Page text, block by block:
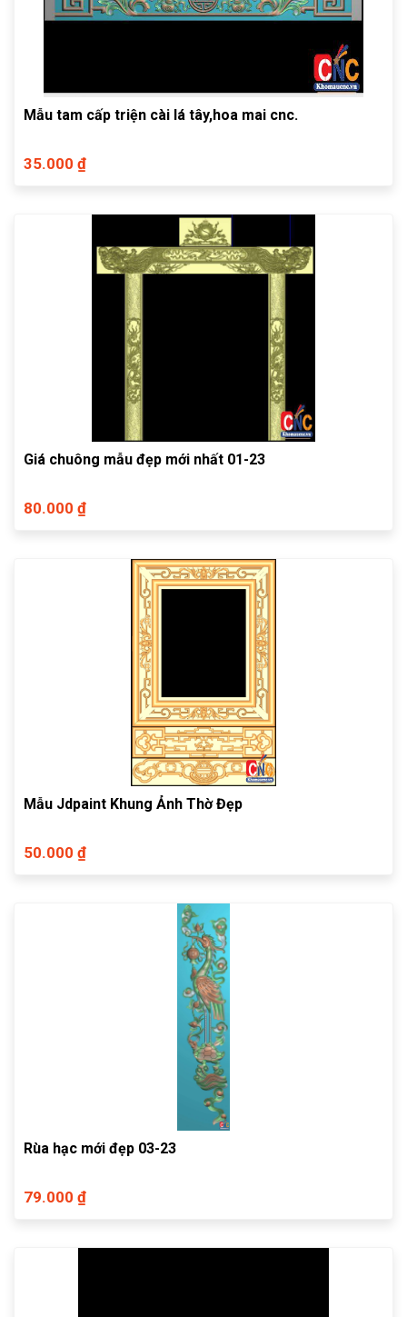
Mẫu tam cấp triện cài lá tây,hoa mai cnc.
35.000 ₫
Giá chuông mẫu đẹp mới nhất 01-23
80.000 ₫
Mẫu Jdpaint Khung Ảnh Thờ Đẹp
50.000 ₫
Rùa hạc mới đẹp 03-23
79.000 ₫